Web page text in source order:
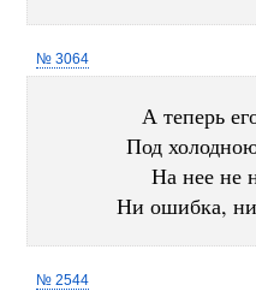
№ 3064
А теперь
Под
На нее не
Ни ошибка,
№ 2544